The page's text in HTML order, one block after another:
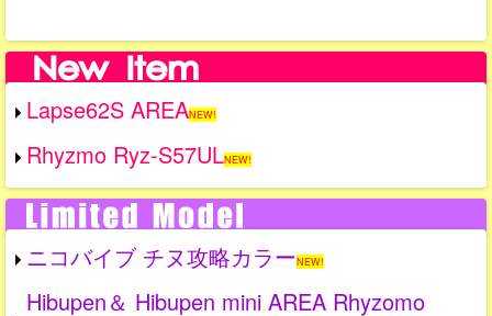
Lapse62S AREANEW!
Rhyzmo Ryz-S57ULNEW!
ニコバイブ チヌ攻略カラーNEW!
Hibupen＆ Hibupen mini AREA Rhyzomo